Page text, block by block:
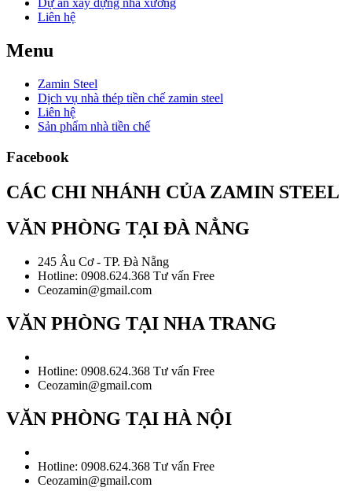
Dự án xây dựng nhà xưởng
Liên hệ
Menu
Zamin Steel
Dịch vụ nhà thép tiền chế zamin steel
Liên hệ
Sản phẩm nhà tiền chế
Facebook
CÁC CHI NHÁNH CỦA ZAMIN STEEL
VĂN PHÒNG TẠI ĐÀ NẲNG
245 Âu Cơ - TP. Đà Nẵng
Hotline: 0908.624.368 Tư vấn Free
Ceozamin@gmail.com
VĂN PHÒNG TẠI NHA TRANG
Hotline: 0908.624.368 Tư vấn Free
Ceozamin@gmail.com
VĂN PHÒNG TẠI HÀ NỘI
Hotline: 0908.624.368 Tư vấn Free
Ceozamin@gmail.com